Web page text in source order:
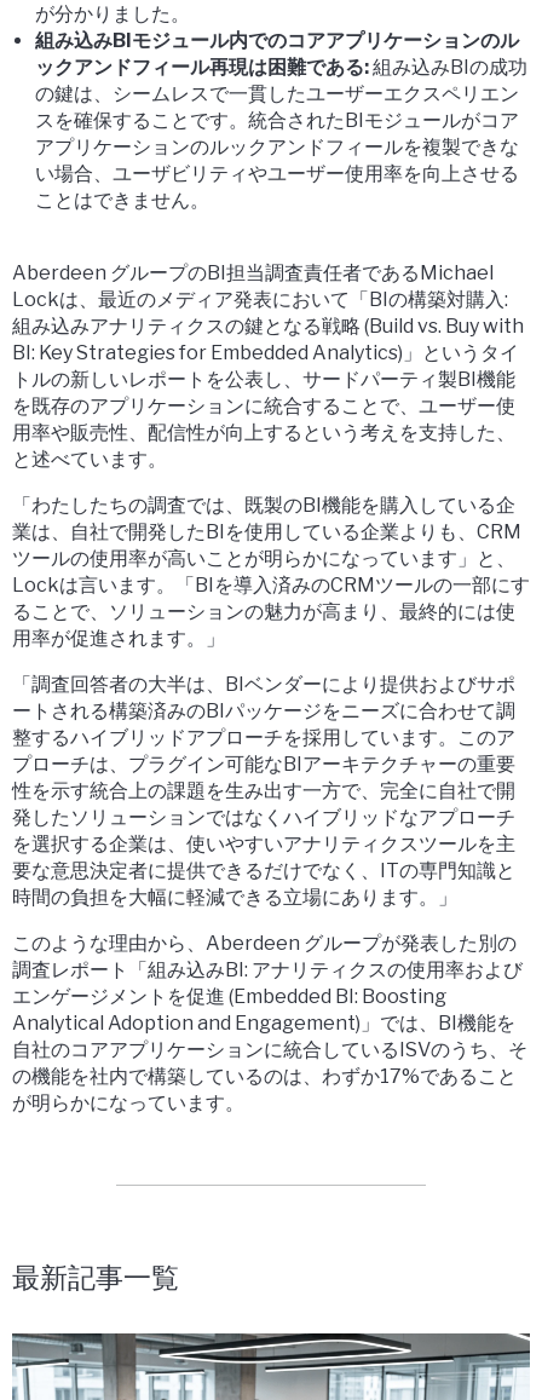
が分かりました。
組み込みBIモジュール内でのコアアプリケーションのル
ックアンドフィール再現は困難である:組み込みBIの成功
の鍵は、シームレスで一貫したユーザーエクスペリエン
スを確保することです。統合されたBIモジュールがコア
アプリケーションのルックアンドフィールを複製できな
い場合、ユーザビリティやユーザー使用率を向上させる
ことはできません。
Aberdeen グループのBI担当調査責任者であるMichael
Lockは、最近のメディア発表において「BIの構築対購入:
組み込みアナリティクスの鍵となる戦略 (Build vs. Buy with
BI: Key Strategies for Embedded Analytics)」というタイ
トルの新しいレポートを公表し、サードパーティ製BI機能
を既存のアプリケーションに統合することで、ユーザー使
用率や販売性、配信性が向上するという考えを支持した、
と述べています。
「わたしたちの調査では、既製のBI機能を購入している企
業は、自社で開発したBIを使用している企業よりも、CRM
ツールの使用率が高いことが明らかになっています」と、
Lockは言います。「BIを導入済みのCRMツールの一部にす
ることで、ソリューションの魅力が高まり、最終的には使
用率が促進されます。」
「調査回答者の大半は、BIベンダーにより提供およびサポ
ートされる構築済みのBIパッケージをニーズに合わせて調
整するハイブリッドアプローチを採用しています。このア
プローチは、プラグイン可能なBIアーキテクチャーの重要
性を示す統合上の課題を生み出す一方で、完全に自社で開
発したソリューションではなくハイブリッドなアプローチ
を選択する企業は、使いやすいアナリティクスツールを主
要な意思決定者に提供できるだけでなく、ITの専門知識と
時間の負担を大幅に軽減できる立場にあります。」
このような理由から、Aberdeen グループが発表した別の
調査レポート「組み込みBI: アナリティクスの使用率および
エンゲージメントを促進 (Embedded BI: Boosting
Analytical Adoption and Engagement)」では、BI機能を
自社のコアアプリケーションに統合しているISVのうち、そ
の機能を社内で構築しているのは、わずか17%であること
が明らかになっています。
最新記事一覧